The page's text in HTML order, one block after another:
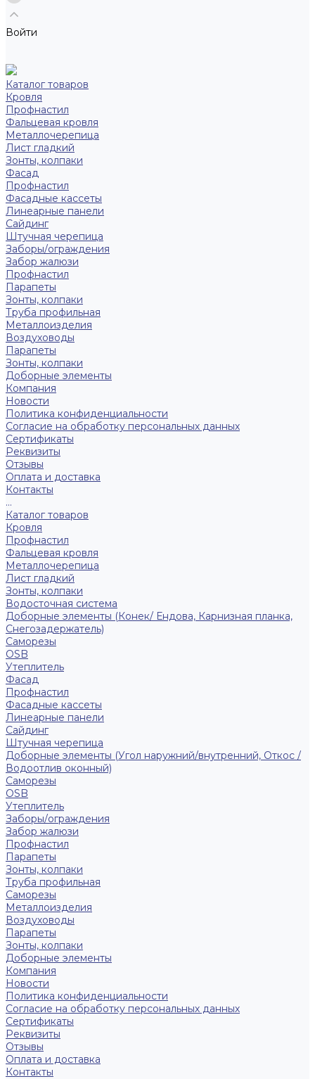
Войти
Каталог товаров
Кровля
Профнастил
Фальцевая кровля
Металлочерепица
Лист гладкий
Зонты, колпаки
Фасад
Профнастил
Фасадные кассеты
Линеарные панели
Сайдинг
Штучная черепица
Заборы/ограждения
Забор жалюзи
Профнастил
Парапеты
Зонты, колпаки
Труба профильная
Металлоизделия
Воздуховоды
Парапеты
Зонты, колпаки
Доборные элементы
Компания
Новости
Политика конфиденциальности
Согласие на обработку персональных данных
Сертификаты
Реквизиты
Отзывы
Оплата и доставка
Контакты
...
Каталог товаров
Кровля
Профнастил
Фальцевая кровля
Металлочерепица
Лист гладкий
Зонты, колпаки
Водосточная система
Доборные элементы (Конек/ Ендова, Карнизная планка,
Снегозадержатель)
Саморезы
ОSB
Утеплитель
Фасад
Профнастил
Фасадные кассеты
Линеарные панели
Сайдинг
Штучная черепица
Доборные элементы (Угол наружний/внутренний, Откос /
Водоотлив оконный)
Саморезы
OSB
Утеплитель
Заборы/ограждения
Забор жалюзи
Профнастил
Парапеты
Зонты, колпаки
Труба профильная
Саморезы
Металлоизделия
Воздуховоды
Парапеты
Зонты, колпаки
Доборные элементы
Компания
Новости
Политика конфиденциальности
Согласие на обработку персональных данных
Сертификаты
Реквизиты
Отзывы
Оплата и доставка
Контакты